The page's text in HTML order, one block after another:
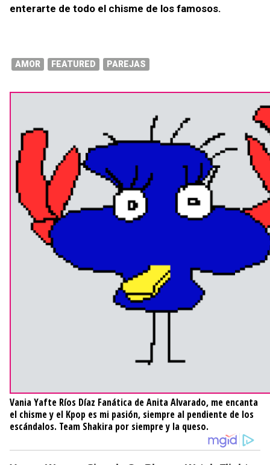
enterarte de todo el chisme de los famosos.
AMOR FEATURED PAREJAS
Vania Yafte Ríos Díaz Fanática de Anita Alvarado, me encanta
el chisme y el Kpop es mi pasión, siempre al pendiente de los
escándalos. Team Shakira por siempre y la queso.